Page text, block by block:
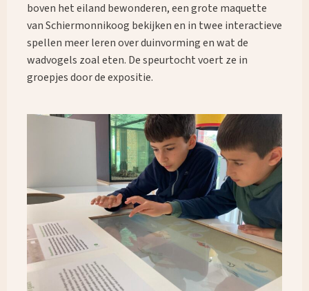
boven het eiland bewonderen, een grote maquette
van Schiermonnikoog bekijken en in twee interactieve
spellen meer leren over duinvorming en wat de
wadvogels zoal eten. De speurtocht voert ze in
groepjes door de expositie.